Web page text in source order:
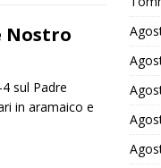
Nostro
sul Padre
in aramaico e